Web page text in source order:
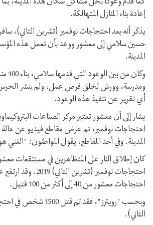
إعادة بناء المنازل المتهالكة.
يذكر أنه بعد احتجاجات نوفمبر (تشرين الثاني)،
حسين سلامي إلى معشور ووعد بأن تعمل هذه
المدينة.
ومدرسة، وورش لخلق فرص عمل، ولم ينشر
أي تقرير عن تنفيذ هذه الوعود.
يشار إلى أن معشور تعتبر مركز الصناعات
احتجاجات نوفمبر، تم عرض مقاطع فيديو عن حالة
المدينة. وفي أحد المقاطع، يقول المواطنون: "الغني
كان إطلاق النار على المتظاهرين في مستنقعات
احتجاجات نوفمبر (تشرين
احتجاجات معشور من 40 إلى أكثر من 100 قتيل.
وبحسب "رويترز"، فقد تم
الثاني).